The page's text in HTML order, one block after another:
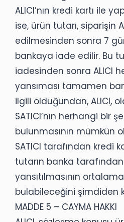
ALICI’nın kredi kartı ile
ise, ürün tutarı, siparişin
edilmesinden sonra 7
bankaya iade edilir. Bu
iadesinden sonra ALICI
yansıması tamamen
ilgili olduğundan, ALICI,
SATICI’nın herhangi bir
bulunmasının mümkün
SATICI tarafından kredi
tutarın banka tarafından
yansıtılmasının
bulabileceğini şimdiden
MADDE 5 – CAYMA HAKKI